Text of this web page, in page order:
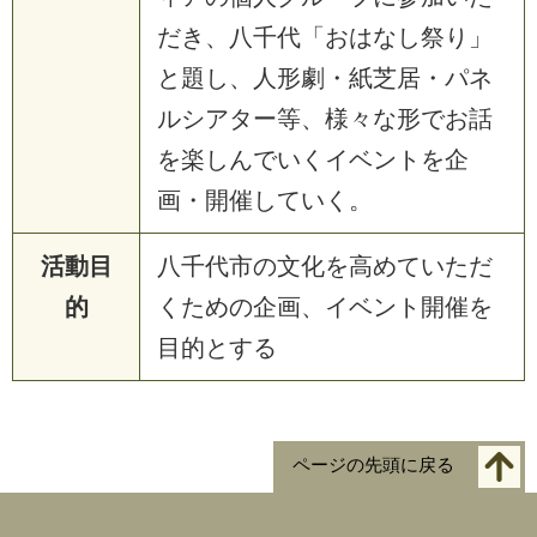
だき、八千代「おはなし祭り」
と題し、人形劇・紙芝居・パネ
ルシアター等、様々な形でお話
を楽しんでいくイベントを企
画・開催していく。
活動目
的
八千代市の文化を高めていただ
くための企画、イベント開催を
目的とする
ページの先頭に戻る